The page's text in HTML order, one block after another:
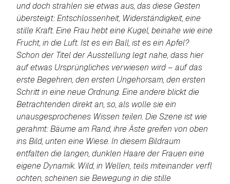
und doch strahlen sie etwas aus, das diese Gesten
übersteigt: Entschlossenheit, Widerständigkeit, eine
stille Kraft. Eine Frau hebt eine Kugel, beinahe wie eine
Frucht, in die Luft. Ist es ein Ball, ist es ein Apfel?
Schon der Titel der Ausstellung legt nahe, dass hier
auf etwas Ursprüngliches verwiesen wird – auf das
erste Begehren, den ersten Ungehorsam, den ersten
Schritt in eine neue Ordnung. Eine andere blickt die
Betrachtenden direkt an, so, als wolle sie ein
unausgesprochenes Wissen teilen. Die Szene ist wie
gerahmt: Bäume am Rand, ihre Äste greifen von oben
ins Bild, unten eine Wiese. In diesem Bildraum
entfalten die langen, dunklen Haare der Frauen eine
eigene Dynamik. Wild, in Wellen, teils miteinander verfl
ochten, scheinen sie Bewegung in die stille